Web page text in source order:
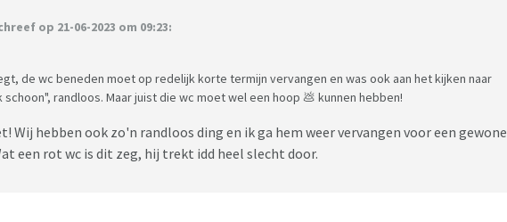
op 21-06-2023 om 09:23:
de wc beneden moet op redelijk korte termijn vervangen en was ook aan het kijken naar
randloos. Maar juist die wc moet wel een hoop 💩 kunnen hebben!
Wij hebben ook zo'n randloos ding en ik ga hem weer vervangen voor een gewone
een rot wc is dit zeg, hij trekt idd heel slecht door.